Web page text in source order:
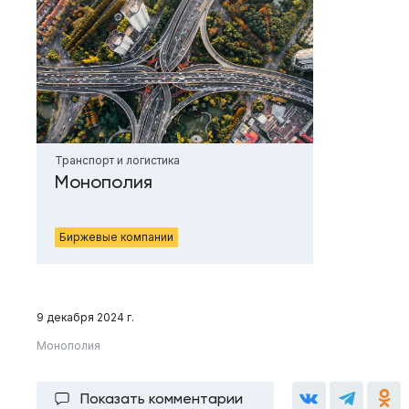
Транспорт и логистика
Монополия
Биржевые компании
9 декабря 2024 г.
Монополия
Показать комментарии